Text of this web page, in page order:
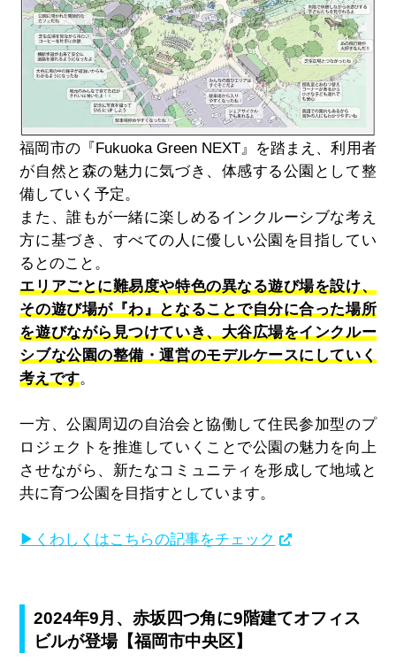
福岡市の『Fukuoka Green NEXT』を踏まえ、利用者
が自然と森の魅力に気づき、体感する公園として整
備していく予定。
また、誰もが一緒に楽しめるインクルーシブな考え
方に基づき、すべての人に優しい公園を目指してい
るとのこと。
エリアごとに難易度や特色の異なる遊び場を設け、
その遊び場が『わ』となることで自分に合った場所
を遊びながら見つけていき、大谷広場をインクルー
シブな公園の整備・運営のモデルケースにしていく
考えです。
一方、公園周辺の自治会と協働して住民参加型のプ
ロジェクトを推進していくことで公園の魅力を向上
させながら、新たなコミュニティを形成して地域と
共に育つ公園を目指すとしています。
▶くわしくはこちらの記事をチェック
2024年9月、赤坂四つ角に9階建てオフィス
ビルが登場【福岡市中央区】